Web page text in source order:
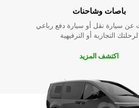
أو إلغاء الحجز بسهولة إذا تغيرت
باختصار، استئجار السيارة من Europcar في باماكو سيجعل
باصات وشاحنات
عن سيارة نقل أو سيارة دفع رباعي
لرحلتك التجارية أو الترفيهية
اكتشف المزيد